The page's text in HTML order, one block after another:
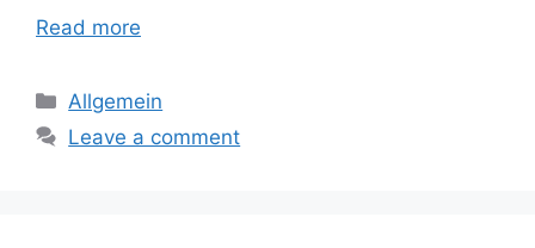
Read more
Categories
Allgemein
Leave a comment